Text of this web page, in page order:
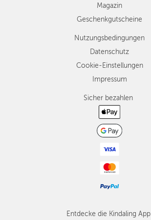
Magazin
Geschenkgutscheine
Nutzungsbedingungen
Datenschutz
Cookie-Einstellungen
Impressum
Sicher bezahlen
Entdecke die Kindaling App